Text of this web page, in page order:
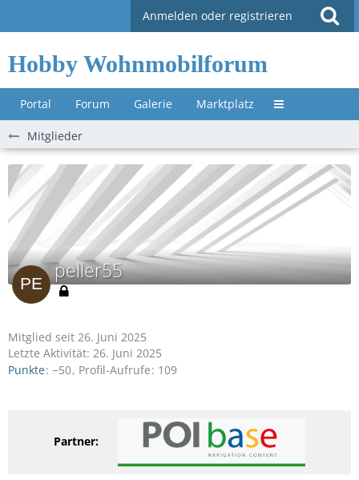
Anmelden oder registrieren
Hobby Wohnmobilforum
Portal Forum Galerie Marktplatz Untermenü »
Mitglieder
peller55
Mitglied seit 26. Juni 2025
Letzte Aktivität: 26. Juni 2025
Punkte −50 Profil-Aufrufe 109
Partner: